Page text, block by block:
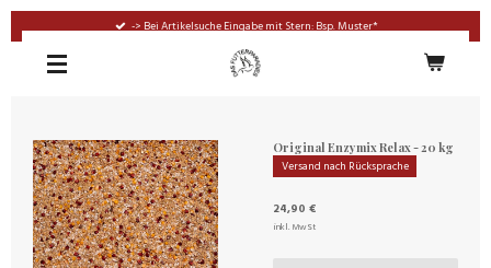
springen
-> Bei Artikelsuche Eingabe mit Stern: Bsp. Muster*
Original Enzymix Relax - 20 kg
Versand nach Rücksprache
24,90 €
inkl. MwSt